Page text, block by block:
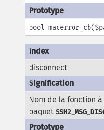
bool
disconnect
Nom de la fonction
paquet